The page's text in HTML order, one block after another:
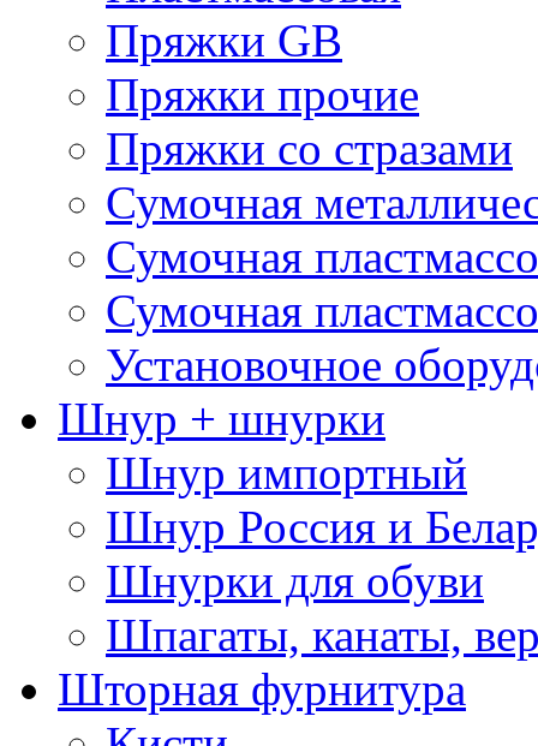
Пряжки GB
Пряжки прочие
Пряжки со стразами
Сумочная
Сумочная
Сумочная
Установочное
Шнур + шнурки
Шнур импортный
Шнур Россия и
Шнурки для обуви
Шпагаты, канаты,
Шторная фурнитура